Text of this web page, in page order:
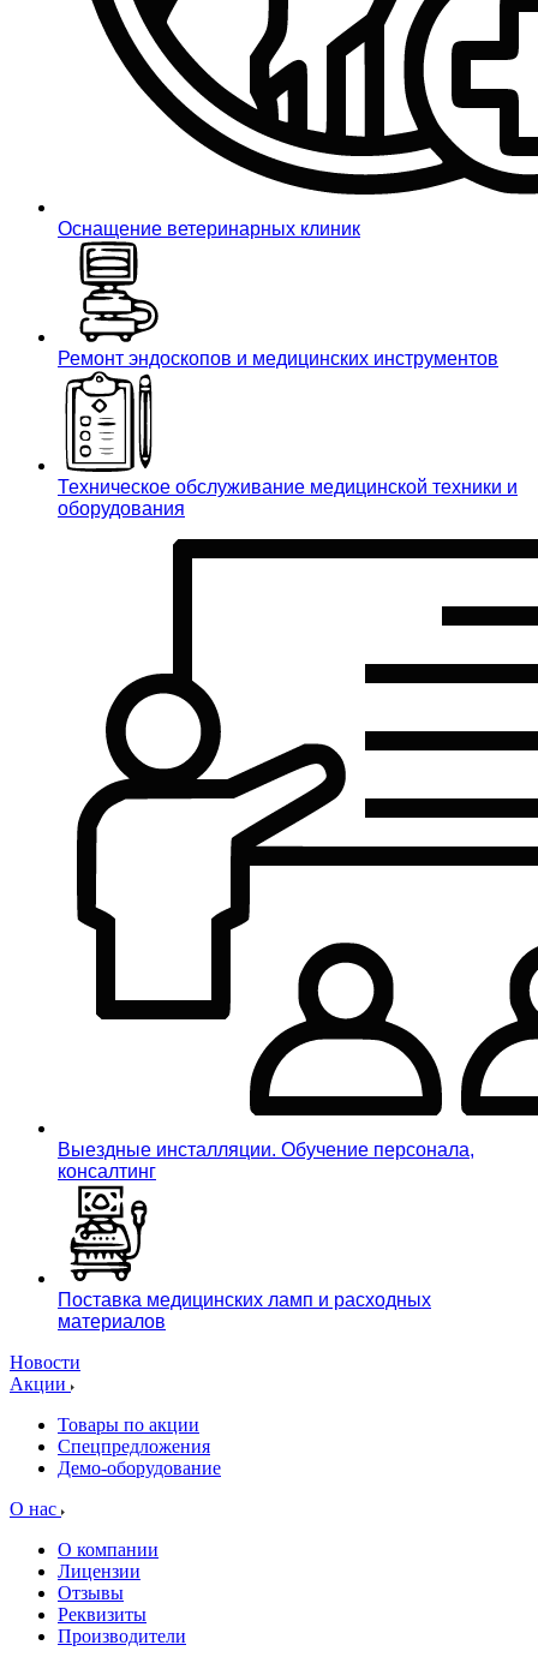
Оснащение ветеринарных клиник
Ремонт эндоскопов и медицинских инструментов
Техническое обслуживание медицинской техники и
оборудования
Выездные инсталляции. Обучение персонала,
консалтинг
Поставка медицинских ламп и расходных
материалов
Новости
Акции
Товары по акции
Спецпредложения
Демо-оборудование
О нас
О компании
Лицензии
Отзывы
Реквизиты
Производители